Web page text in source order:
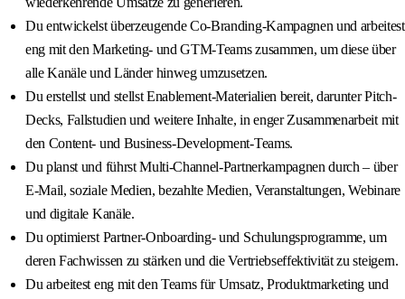
Du entwickelst überzeugende Co-Branding-Kampagnen und arbeitest
eng mit den Marketing- und GTM-Teams zusammen, um diese über
alle Kanäle und Länder hinweg umzusetzen.
Du erstellst und stellst Enablement-Materialien bereit, darunter Pitch-
Decks, Fallstudien und weitere Inhalte, in enger Zusammenarbeit mit
den Content- und Business-Development-Teams.
Du planst und führst Multi-Channel-Partnerkampagnen durch – über
E-Mail, soziale Medien, bezahlte Medien, Veranstaltungen, Webinare
und digitale Kanäle.
Du optimierst Partner-Onboarding- und Schulungsprogramme, um
deren Fachwissen zu stärken und die Vertriebseffektivität zu steigern.
Du arbeitest eng mit den Teams für Umsatz, Produktmarketing und